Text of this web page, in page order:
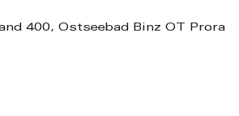
400, Ostseebad Binz OT Prora